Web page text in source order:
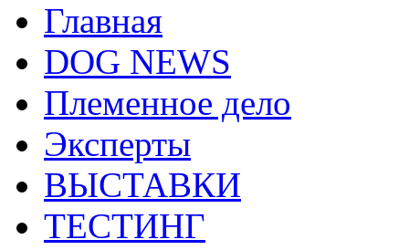
Главная
DOG NEWS
Племенное дело
Эксперты
ВЫСТАВКИ
ТЕСТИНГ